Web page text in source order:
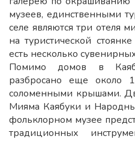
музеев, единственными
селе являются три отеля
на туристической
есть несколько
Помимо домов в
разбросано еще около
соломенными крышами.
Мияма Каябуки и
фольклорном музее
традиционных